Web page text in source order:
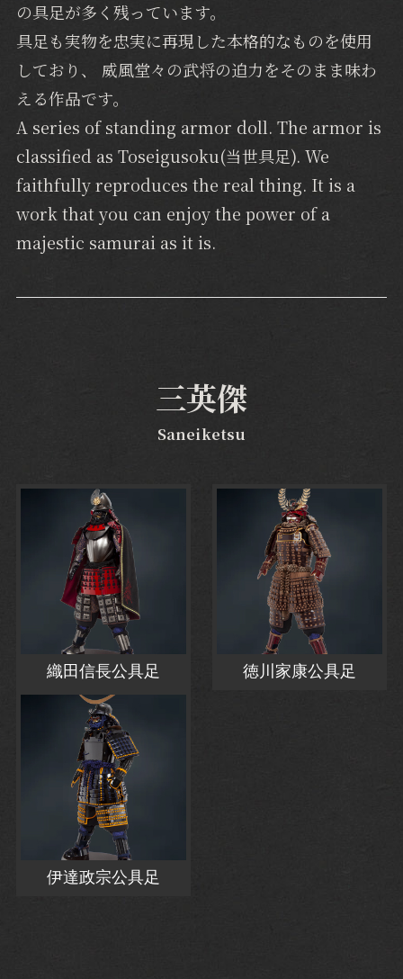
の具足が多く残っています。
具足も実物を忠実に再現した本格的なものを使用
しており、 威風堂々の武将の迫力をそのまま味わ
える作品です。
A series of standing armor doll. The armor is
classified as Toseigusoku(当世具足). We
faithfully reproduces the real thing. It is a
work that you can enjoy the power of a
majestic samurai as it is.
三英傑
Saneiketsu
織田信長公具足 徳川家康公具足
伊達政宗公具足